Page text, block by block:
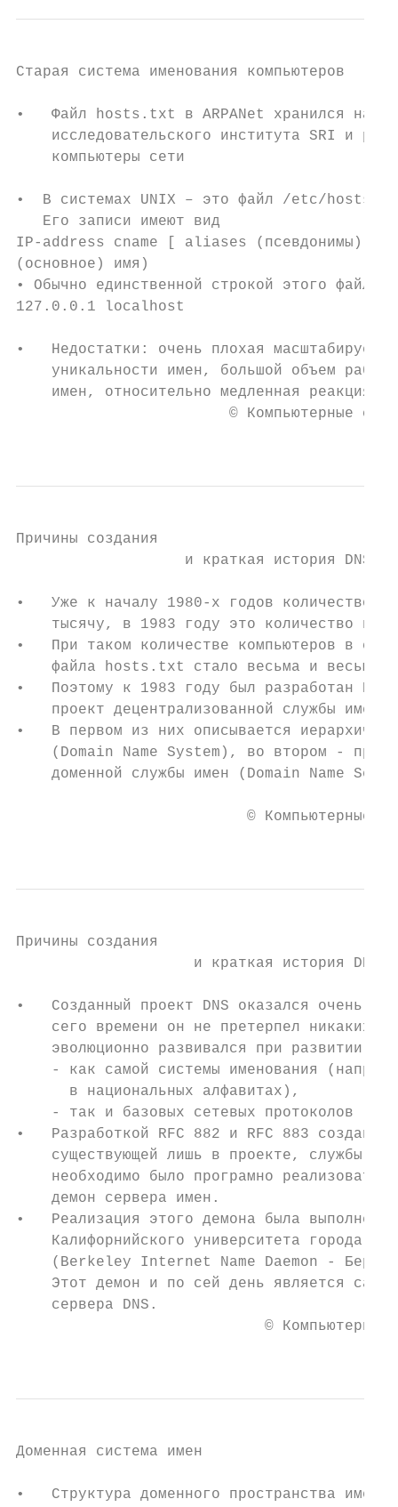
Старая система именования компьютеров
•   Файл hosts.txt в ARPANet хранился на
исследовательского института SRI и раз
    компьютеры сети
•  В системах UNIX – это файл /etc/hosts
   Его записи имеют вид
IP-address cname [ aliases (псевдонимы) ]
(основное) имя)
• Обычно единственной строкой этого файла
127.0.0.1 localhost
•   Недостатки: очень плохая
уникальности имен, большой объем
имен, относительно медленная реакция
© Компьютерные
Причины создания
и краткая история DNS
•   Уже к началу 1980-х годов количество
тысячу, в 1983 году это количество
•   При таком количестве компьютеров в
файла hosts.txt стало весьма и весьма
•   Поэтому к 1983 году был разработан
проект децентрализованной службы имён
•   В первом из них описывается
(Domain Name System), во втором -
доменной службы имен (Domain Name
© Компьютерные
Причины создания
и краткая история DNS
•   Созданный проект DNS оказался очень
сего времени он не претерпел никаких
    эволюционно развивался при развитии
- как самой системы именования
      в национальных алфавитах),
- так и базовых сетевых протоколов
•   Разработкой RFC 882 и RFC 883
существующей лишь в проекте, службы
необходимо было програмно реализовать
    демон сервера имен.
•   Реализация этого демона была
Калифорнийского университета города
(Berkeley Internet Name Daemon -
Этот демон и по сей день является
    сервера DNS.
© Компьютерные
Доменная система имен
•   Структура доменного пространства имен: